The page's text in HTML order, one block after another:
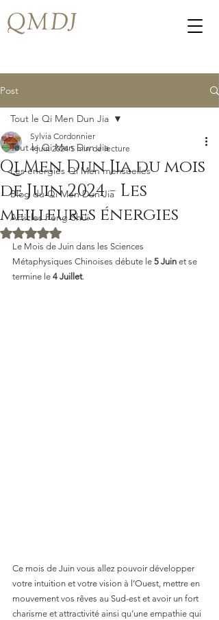
QMDJ
Post
Tout le Qi Men Dun Jia
Les energies Qi Men mensuelles
Blog du Qi Men Dun Jia
Articles Feng Shui
Tout le Qi Men Dun Jia
Qi Men Dun Jia du mois
de Juin 2024 - Les
meilleures énergies
Sylvia Cordonnier
4 juin 2024 5 min de lecture
Noté NaN étoiles sur 5.
Le Mois de Juin dans les Sciences
Métaphysiques Chinoises débute le 5 Juin et se
termine le 4 Juillet.
Ce mois de Juin vous allez pouvoir développer
votre intuition et votre vision à l’Ouest, mettre en
mouvement vos rêves au Sud-est et avoir un fort
charisme et attractivité ainsi qu’une empathie qui